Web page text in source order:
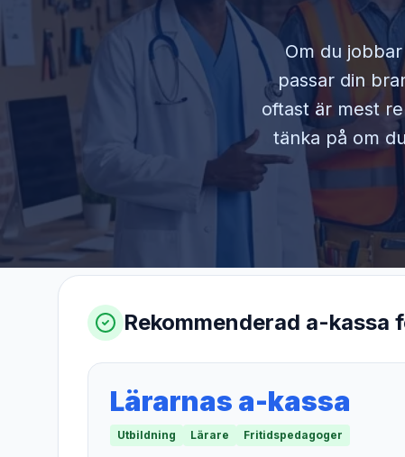
Om du
passar din
oftast är mest
tänka på om
Rekommenderad a-kassa
Lärarnas a-kassa
Utbildning Lärare Fritidspedagoger